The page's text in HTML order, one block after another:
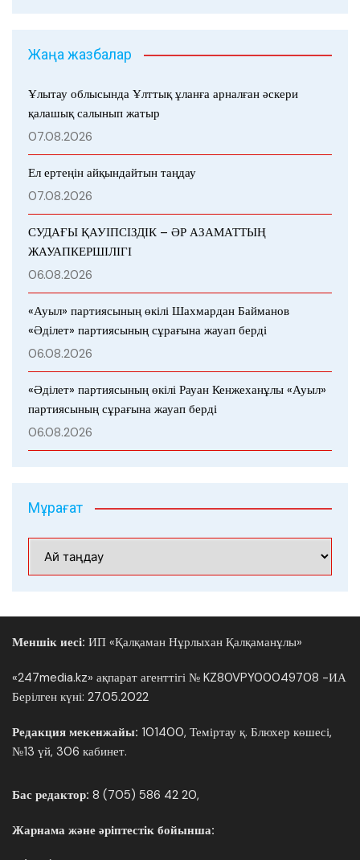
Жаңа жазбалар
Ұлытау облысында Ұлттық ұланға арналған әскери
қалашық салынып жатыр
07.08.2026
Ел ертеңін айқындайтын таңдау
07.08.2026
СУДАҒЫ ҚАУІПСІЗДІК – ӘР АЗАМАТТЫҢ
ЖАУАПКЕРШІЛІГІ
06.08.2026
«Ауыл» партиясының өкілі Шахмардан Байманов
«Әділет» партиясының сұрағына жауап берді
06.08.2026
«Әділет» партиясының өкілі Рауан Кенжеханұлы «Ауыл»
партиясының сұрағына жауап берді
06.08.2026
Мұрағат
Меншік иесі: ИП «Қалқаман Нұрлыхан Қалқаманұлы»
«247media.kz» ақпарат агенттігі № KZ80VPY00049708 -ИА
Берілген күні: 27.05.2022
Редакция мекенжайы: 101400, Теміртау қ. Блюхер көшесі,
№13 үй, 306 кабинет.
Бас редактор: 8 (705) 586 42 20,
Жарнама және әріптестік бойынша: